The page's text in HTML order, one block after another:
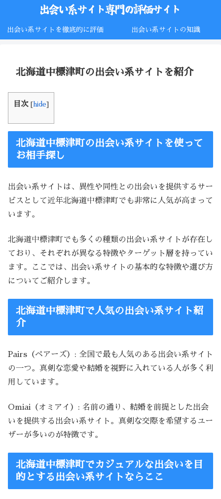
出会い系サイトを徹底的に評価 出会い系サイトの知識
北海道中標津町の出会い系サイトを紹介
目次 [ hide]
北海道中標津町の出会い系サイトを使って
お相手探し
出会い系サイトは、異性や同性との出会いを提供するサー
ビスとして近年北海道中標津町でも非常に人気が高まって
います。
北海道中標津町でも多くの種類の出会い系サイトが存在し
ており、それぞれが異なる特徴やターゲット層を持ってい
ます。ここでは、出会い系サイトの基本的な特徴や選び方
についてご紹介します。
北海道中標津町で人気の出会い系サイト紹
介
Pairs（ペアーズ）: 全国で最も人気のある出会い系サイト
の一つ。真剣な恋愛や結婚を視野に入れている人が多く利
用しています。
Omiai（オミアイ）: 名前の通り、結婚を前提とした出会
いを提供する出会い系サイト。真剣な交際を希望するユー
ザーが多いのが特徴です。
北海道中標津町でカジュアルな出会いを目
的とする出会い系サイトならここ